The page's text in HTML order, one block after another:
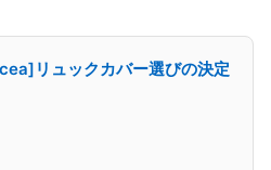
リュックカバー選びの決定